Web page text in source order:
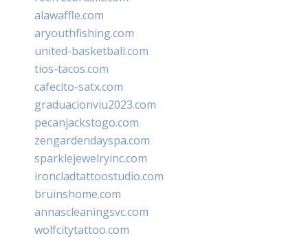
alawaffle.com
aryouthfishing.com
united-basketball.com
tios-tacos.com
cafecito-satx.com
graduacionviu2023.com
pecanjackstogo.com
zengardendayspa.com
sparklejewelryinc.com
ironcladtattoostudio.com
bruinshome.com
annascleaningsvc.com
wolfcitytattoo.com